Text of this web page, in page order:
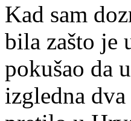
Kad sam
bila zašto je
pokušao da
izgledna